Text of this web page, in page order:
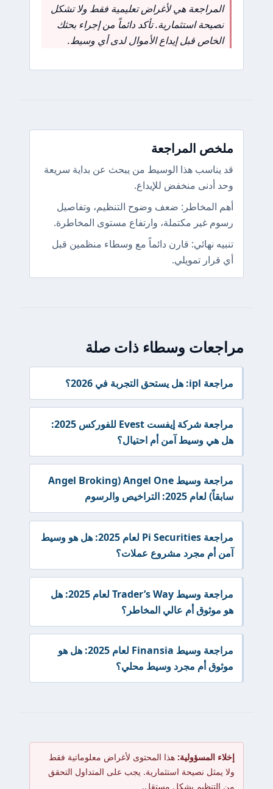
المراجعة هي لأغراض تعليمية فقط ولا تشكل
نصيحة استثمارية. تأكد دائماً من إجراء بحثك
الخاص قبل إيداع الأموال لدى أي وسيط.
ملخص المراجعة
قد يناسب هذا الوسيط من يبحث عن بداية سريعة
وحد أدنى منخفض للإيداع.
أهم المخاطر: ضعف وضوح التنظيم، وتفاصيل
رسوم غير مكتملة، وارتفاع مستوى المخاطرة.
تنبيه نهائي: قارن دائماً مع وسطاء منظمين قبل
أي قرار تمويلي.
مراجعات وسطاء ذات صلة
مراجعة ipl: هل يستحق التجربة في 2026؟
مراجعة شركة إيفست Evest للفوركس 2025:
هل هي وسيط آمن أم احتيال؟
مراجعة وسيط Angel One (Angel Broking
سابقاً) لعام 2025: التراخيص والرسوم
مراجعة Pi Securities لعام 2025: هل هو وسيط
آمن أم مجرد مشروع عملات؟
مراجعة وسيط Trader’s Way لعام 2025: هل
هو موثوق أم عالي المخاطر؟
مراجعة وسيط Finansia لعام 2025: هل هو
موثوق أم مجرد وسيط محلي؟
إخلاء المسؤولية: هذا المحتوى لأغراض معلوماتية فقط
ولا يمثل نصيحة استثمارية. يجب على المتداول التحقق
من التنظيم بشكل مستقل.